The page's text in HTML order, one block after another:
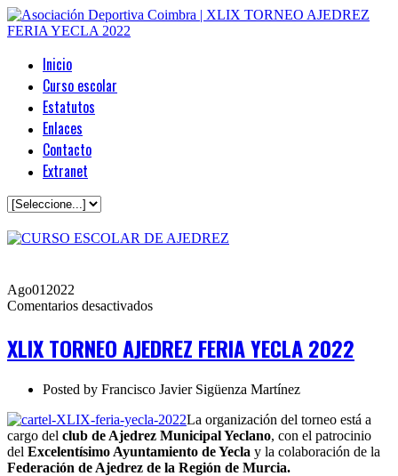
Inicio
Curso escolar
Estatutos
Enlaces
Contacto
Extranet
Ago01 2022
Comentarios desactivadosen
AJEDREZ
YECLA
XLIX TORNEO AJEDREZ FERIA YECLA 2022
Posted by Francisco Javier Sigüenza Martínez
La organización del torneo está a
cargo del club de Ajedrez Municipal Yeclano, con el patrocinio
del Excelentísimo Ayuntamiento de Yecla y la colaboración de la
Federación de Ajedrez de la Región de Murcia.